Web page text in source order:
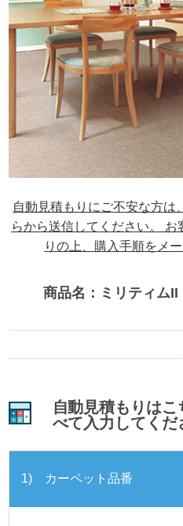
自動見積もりにご不安な方は
らから送信してください。
りの上、購入手順をメ
商品名：ミリティム
自動見積もりは
べて入力してくだ
1) カーペット品番